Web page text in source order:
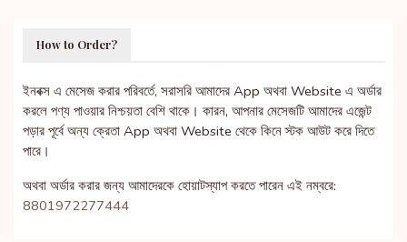
How to Order?
ইনবক্স এ মেসেজ করার পরিবর্তে, সরাসরি আমাদের App অথবা Website এ অর্ডার
করলে পণ্য পাওয়ার নিশ্চয়তা বেশি থাকে। কারন, আপনার মেসেজটি আমাদের এজেন্ট
পড়ার পূর্বে অন্য ক্রেতা App অথবা Website থেকে কিনে স্টক আউট করে দিতে
পারে।
অথবা অর্ডার করার জন্য আমাদেরকে হোয়াটস্যাপ করতে পারেন এই নম্বরে:
8801972277444